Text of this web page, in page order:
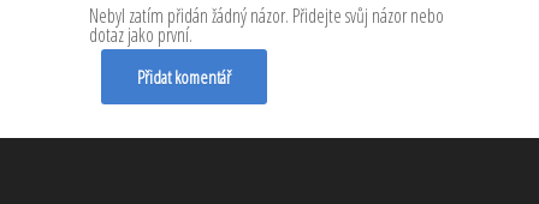
Nebyl zatím přidán žádný názor. Přidejte svůj názor nebo
dotaz jako první.
Přidat komentář